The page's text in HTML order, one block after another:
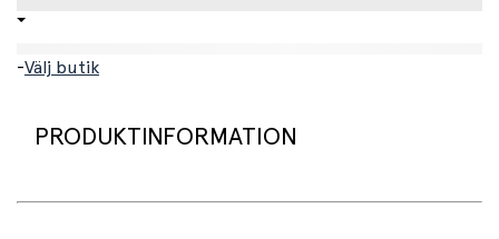
-Välj butik
PRODUKTINFORMATION